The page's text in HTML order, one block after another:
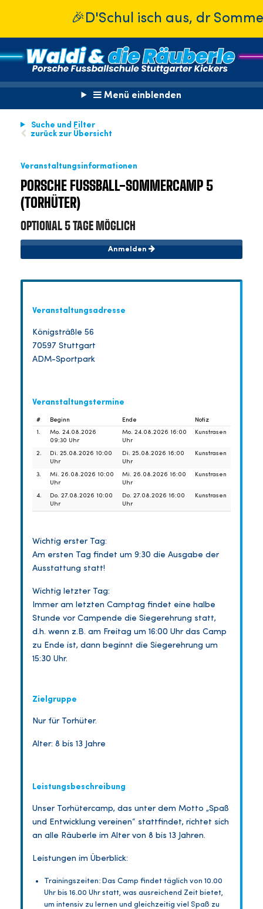
Menü einblenden
Suche und Filter
zurück zur Übersicht
Veranstaltungsinformationen
PORSCHE FUSSBALL-SOMMERCAMP 5 (
TORHÜTER)
OPTIONAL 5 TAGE MÖGLICH
Anmelden
Veranstaltungsadresse
Königsträßle 56
70597 Stuttgart
ADM-Sportpark
Veranstaltungstermine
# Beginn Ende
Notiz
1.
Mo. 24.08.2026
09:30 Uhr
Mo. 24.08.2026 16:00
Uhr
Kunstrasen
2.
Di. 25.08.2026 10:00
Uhr
Di. 25.08.2026 16:00
Uhr
Kunstrasen
3.
Mi. 26.08.2026 10:00
Uhr
Mi. 26.08.2026 16:00
Uhr
Kunstrasen
4.
Do. 27.08.2026 10:00
Uhr
Do. 27.08.2026 16:00
Uhr
Kunstrasen
Wichtig erster Tag:
Am ersten Tag findet um 9:30 die Ausgabe der
Ausstattung statt!
Wichtig letzter Tag:
Immer am letzten Camptag findet eine halbe
Stunde vor Campende die Siegerehrung statt,
d.h. wenn z.B. am Freitag um 16:00 Uhr das Camp
zu Ende ist, dann beginnt die Siegerehrung um
15:30 Uhr.
Zielgruppe
Nur für Torhüter.
Alter: 8 bis 13 Jahre
Leistungsbeschreibung
Unser Torhütercamp, das unter dem Motto „Spaß
und Entwicklung vereinen“ stattfindet, richtet sich
an alle Räuberle im Alter von 8 bis 13 Jahren.
Leistungen im Überblick:
Trainingszeiten: Das Camp findet täglich von 10.00
Uhr bis 16.00 Uhr statt, was ausreichend Zeit bietet,
um intensiv zu lernen und gleichzeitig viel Spaß zu
🎉D'Schul isch aus, dr Sommer